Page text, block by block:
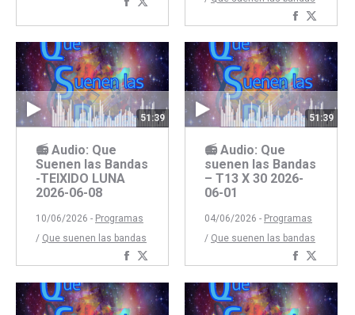
Facebook
Twitter
Compartir
51:39
📻 Audio: Que
Suenen las Bandas
-TEIXIDO LUNA
2026-06-08
10/06/2026 - Programas
/ Que suenen las bandas
Compartir
Facebook
Twitter
51:39
📻 Audio: Que
suenen las Bandas
– T13 X 30 2026-
06-01
04/06/2026 - Programas
/ Que suenen las bandas
Compartir